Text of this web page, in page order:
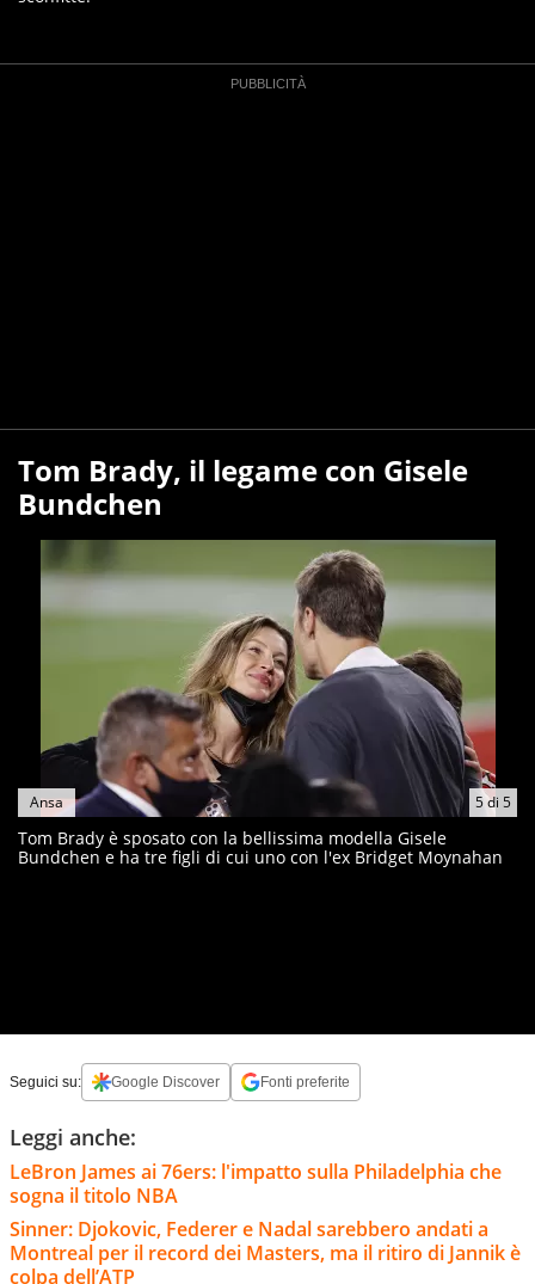
Tom Brady, il legame con Gisele
Bundchen
5di 5
Ansa
Tom Brady è sposato con la bellissima modella Gisele
Bundchen e ha tre figli di cui uno con l'ex Bridget Moynahan
Seguici su: Google Discover Fonti preferite
Leggi anche:
LeBron James ai 76ers: l'impatto sulla Philadelphia che
sogna il titolo NBA
Sinner: Djokovic, Federer e Nadal sarebbero andati a
Montreal per il record dei Masters, ma il ritiro di Jannik è
colpa dell’ATP